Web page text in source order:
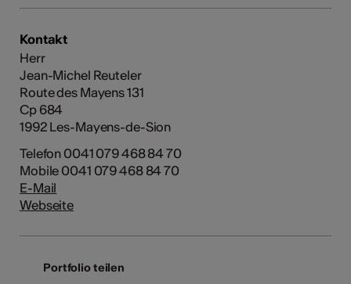
Kontakt
Herr
Jean-Michel Reuteler
Route des Mayens 131
Cp 684
1992 Les-Mayens-de-Sion
Telefon 0041 079 468 84 70
Mobile 0041 079 468 84 70
E-Mail
Webseite
Portfolio teilen